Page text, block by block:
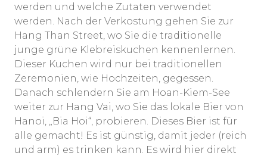
werden und welche Zutaten verwendet
werden. Nach der Verkostung gehen Sie zur
Hang Than Street, wo Sie die traditionelle
junge grüne Klebreiskuchen kennenlernen.
Dieser Kuchen wird nur bei traditionellen
Zeremonien, wie Hochzeiten, gegessen.
Danach schlendern Sie am Hoan-Kiem-See
weiter zur Hang Vai, wo Sie das lokale Bier von
Hanoi, „Bia Hoi“, probieren. Dieses Bier ist für
alle gemacht! Es ist günstig, damit jeder (reich
und arm) es trinken kann. Es wird hier direkt